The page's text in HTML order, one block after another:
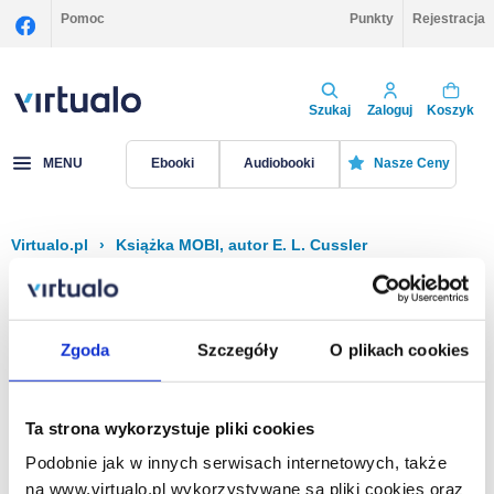
Zgoda Szczegóły O plikach cookies
Ta strona wykorzystuje pliki cookies
Podobnie jak w innych serwisach internetowych, także
na www.virtualo.pl wykorzystywane są pliki cookies oraz
Pomoc Punkty Rejestracja
Szukaj Zaloguj Koszyk
MENU Ebooki Audiobooki Nasze Ceny
Virtualo.pl › Książka MOBI, autor E. L. Cussler
Filtruj Sortuj
Na stronie